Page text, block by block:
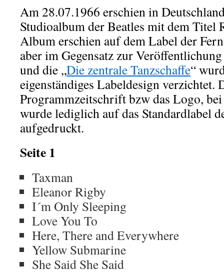
Am 28.07.1966 erschien in
Studioalbum der Beatles mit dem Titel
Album erschien auf dem Label der
aber im Gegensatz zur
und die „Die zentrale Tanzschaffe“
eigenständiges Labeldesign verzichtet.
Programmzeitschrift bzw das Logo, bei
wurde lediglich auf das Standardlabel
aufgedruckt.
Seite 1
Taxman
Eleanor Rigby
I´m Only Sleeping
Love You To
Here, There and Everywhere
Yellow Submarine
She Said She Said